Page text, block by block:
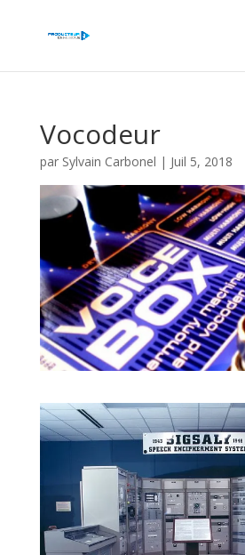
Vocodeur
par Sylvain Carbonel | Juil 5, 2018